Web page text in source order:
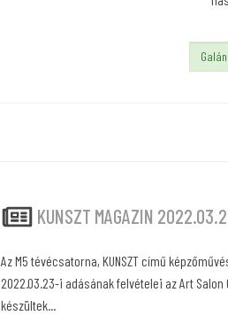
KUNSZT MAGAZIN
Az M5 tévécsatorna, KUNSZT című
2022.03.23-i adásának felvételei az Art
készültek...